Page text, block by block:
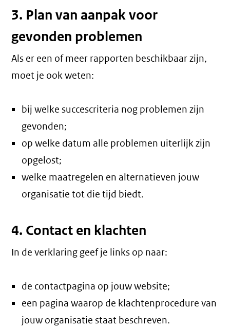
3. Plan van aanpak voor
gevonden problemen
Als er een of meer rapporten beschikbaar zijn,
moet je ook weten:
bij welke succescriteria nog problemen zijn
gevonden;
op welke datum alle problemen uiterlijk zijn
opgelost;
welke maatregelen en alternatieven jouw
organisatie tot die tijd biedt.
4. Contact en klachten
In de verklaring geef je links op naar:
de contactpagina op jouw website;
een pagina waarop de klachtenprocedure van
jouw organisatie staat beschreven.